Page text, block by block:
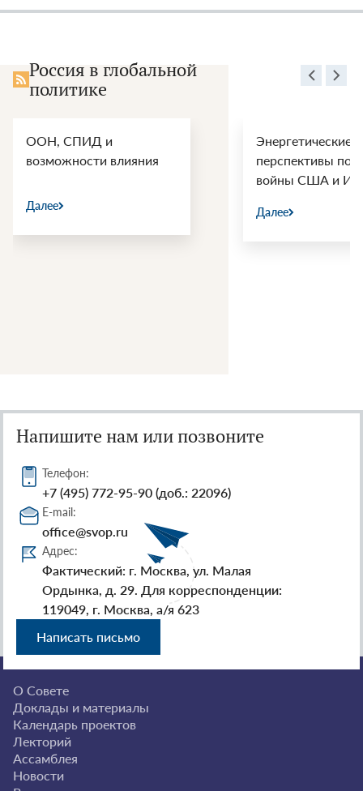
Россия в глобальной
политике
Энергетические
перспективы после
Далее
Геополитический
«цугцванг»: зачем
Еревану опасная
инвестициями
Напишите нам или позвоните
Телефон:
+7 (495) 772-95-90 (доб.: 22096)
E-mail:
office@svop.ru
Адрес:
Фактический: г. Москва, ул. Малая
Ордынка, д. 29. Для корреспонденции:
119049, г. Москва, а/я 623
Написать письмо
О Совете
Доклады и материалы
Календарь проектов
Лекторий
Ассамблея
Новости